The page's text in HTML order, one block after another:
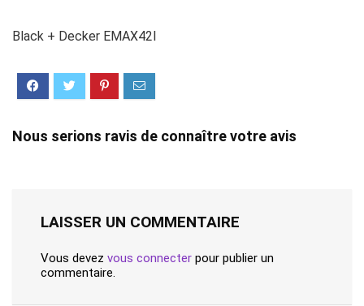
Black + Decker EMAX42I
Nous serions ravis de connaître votre avis
LAISSER UN COMMENTAIRE
Vous devez vous connecter pour publier un
commentaire.